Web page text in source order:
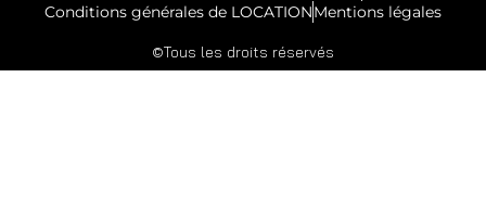
Conditions générales de LOCATIONMentions légales
©Tous les droits réservés